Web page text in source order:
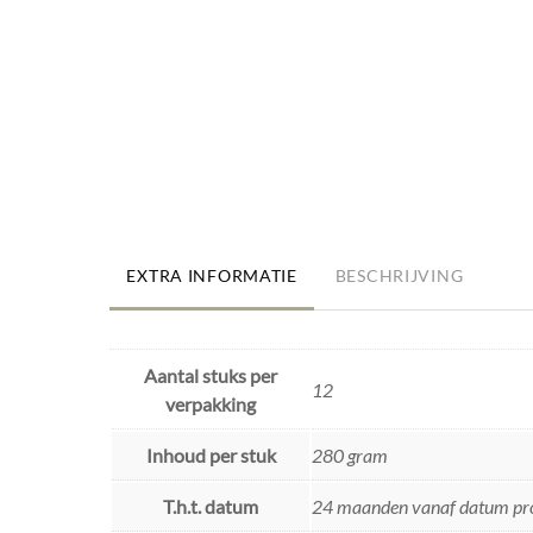
EXTRA INFORMATIE BESCHRIJVING
Aantal stuks per
verpakking
12
Inhoud per stuk 280 gram
T.h.t. datum 24 maanden vanaf datum